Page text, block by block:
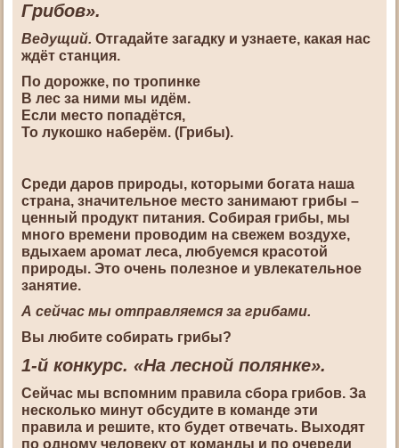
Грибов».
Ведущий. Отгадайте загадку и узнаете, какая нас
ждёт станция.
По дорожке, по тропинке
В лес за ними мы идём.
Если место попадётся,
То лукошко наберём. (Грибы).
Среди даров природы, которыми богата наша
страна, значительное место занимают грибы –
ценный продукт питания. Собирая грибы, мы
много времени проводим на свежем воздухе,
вдыхаем аромат леса, любуемся красотой
природы. Это очень полезное и увлекательное
занятие.
А сейчас мы отправляемся за грибами.
Вы любите собирать грибы?
1-й конкурс. «На лесной полянке».
Сейчас мы вспомним правила сбора грибов. За
несколько минут обсудите в команде эти
правила и решите, кто будет отвечать. Выходят
по одному человеку от команды и по очереди